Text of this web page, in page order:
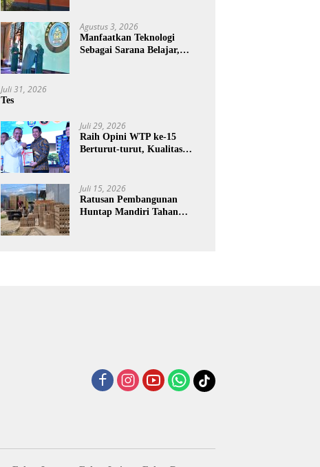
Agustus 3, 2026
Manfaatkan Teknologi
Sebagai Sarana Belajar,
Juli 31, 2026
Tes
Juli 29, 2026
Raih Opini WTP ke-15
Berturut-turut, Kualitas
Juli 15, 2026
Ratusan Pembangunan
Huntap Mandiri Tahan